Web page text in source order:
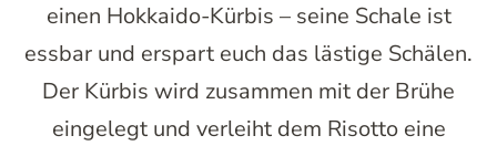
einen Hokkaido-Kürbis – seine Schale ist
essbar und erspart euch das lästige Schälen.
Der Kürbis wird zusammen mit der Brühe
eingelegt und verleiht dem Risotto eine